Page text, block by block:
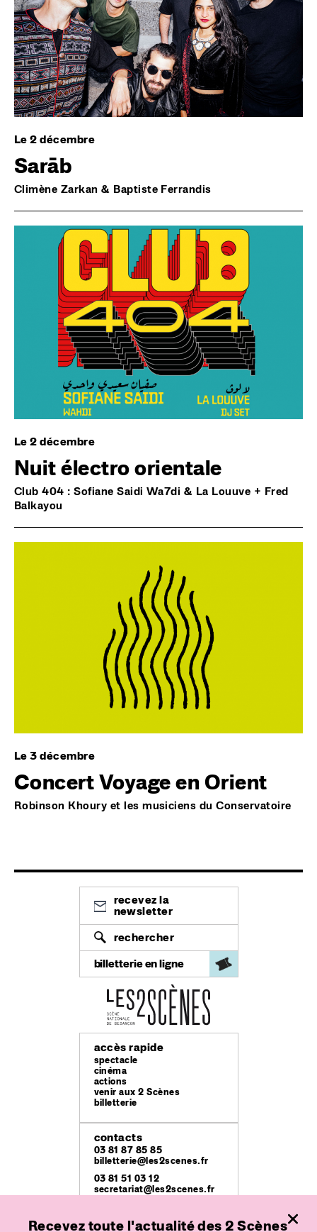
Le 2 décembre
Sarāb
Climène Zarkan & Baptiste Ferrandis
Le 2 décembre
Nuit électro orientale
Club 404 : Sofiane Saidi Wa7di & La Louuve + Fred
Balkayou
Le 3 décembre
Concert Voyage en Orient
Robinson Khoury et les musiciens du Conservatoire
recevez la
newsletter
rechercher
billetterie en ligne
accès rapide
spectacle
cinéma
actions
venir aux 2 Scènes
billetterie
contacts
03 81 87 85 85
billetterie@les2scenes.fr
03 81 51 03 12
secretariat@les2scenes.fr
lieux
Recevez toute l'actualité des 2 Scènes